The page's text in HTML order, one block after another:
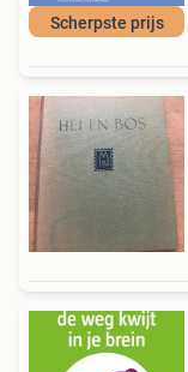
Scherpste prijs